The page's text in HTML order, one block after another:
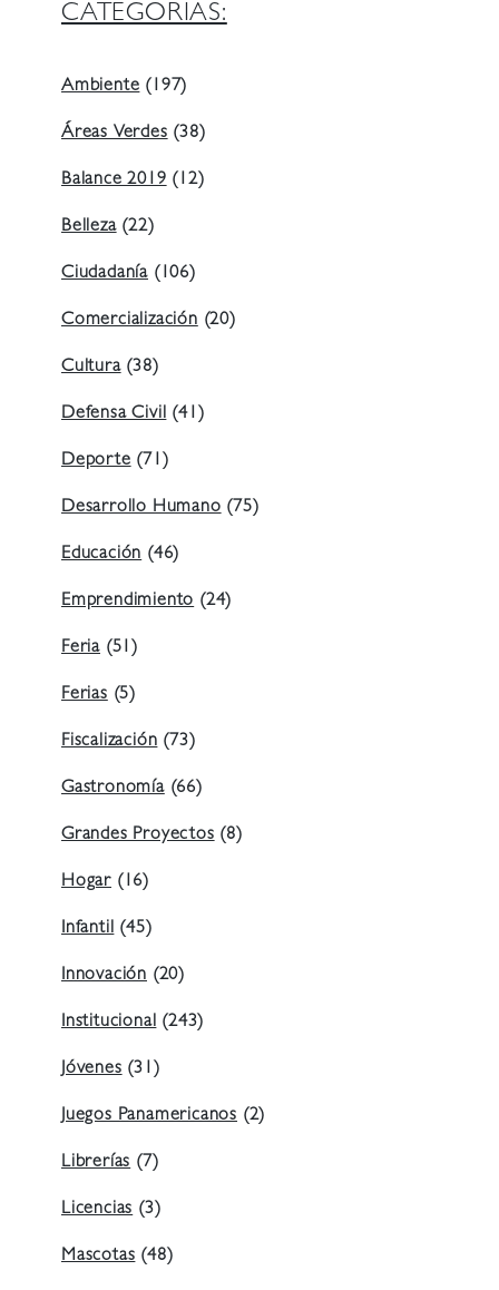
CATEGORIAS:
Ambiente (197)
Áreas Verdes (38)
Balance 2019 (12)
Belleza(22)
Ciudadanía (106)
Comercialización (20)
Cultura(38)
Defensa Civil (41)
Deporte (71)
Desarrollo Humano (75)
Educación (46)
Emprendimiento (24)
Feria (51)
Ferias (5)
Fiscalización (73)
Gastronomía(66)
Grandes Proyectos (8)
Hogar (16)
Infantil (45)
Innovación (20)
Institucional (243)
Jóvenes (31)
Juegos Panamericanos (2)
Librerías (7)
Licencias (3)
Mascotas (48)